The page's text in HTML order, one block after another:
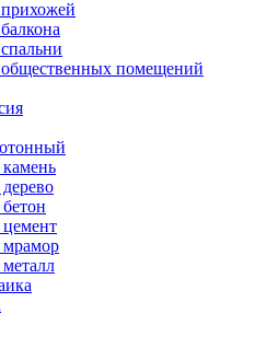
прихожей
общественных помещений
мрамор